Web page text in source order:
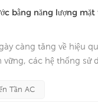
bằng năng lượng mặt
càng tăng về hiệu
vững, các hệ thống sử
và công nghiệp.
Tần AC